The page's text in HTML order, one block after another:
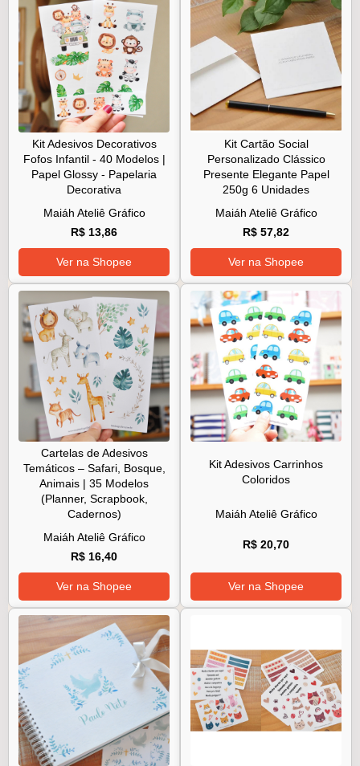
Kit Adesivos Decorativos
Fofos Infantil - 40 Modelos |
Papel Glossy - Papelaria
Decorativa
Maiáh Ateliê Gráfico
R$ 13,86
Ver na Shopee
Kit Cartão Social
Personalizado Clássico
Presente Elegante Papel
250g 6 Unidades
Maiáh Ateliê Gráfico
R$ 57,82
Ver na Shopee
Cartelas de Adesivos
Temáticos – Safari, Bosque,
Animais | 35 Modelos
(Planner, Scrapbook,
Cadernos)
Maiáh Ateliê Gráfico
R$ 16,40
Ver na Shopee
Kit Adesivos Carrinhos
Coloridos
Maiáh Ateliê Gráfico
R$ 20,70
Ver na Shopee